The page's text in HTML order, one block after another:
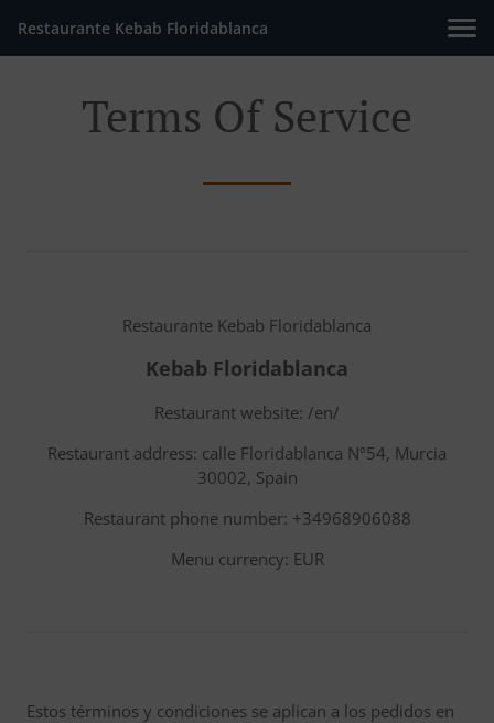
Restaurante Kebab Floridablanca
Terms Of Service
Restaurante Kebab Floridablanca
Kebab Floridablanca
Restaurant website: /en/
Restaurant address: calle Floridablanca Nº54, Murcia
30002, Spain
Restaurant phone number: +34968906088
Menu currency: EUR
Estos términos y condiciones se aplican a los pedidos en